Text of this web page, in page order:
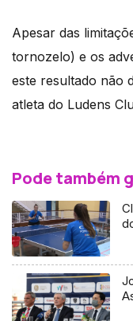
Apesar das
tornozelo) e os
este resultado não
atleta do Ludens
Pode também